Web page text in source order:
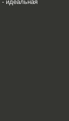
- идеальная